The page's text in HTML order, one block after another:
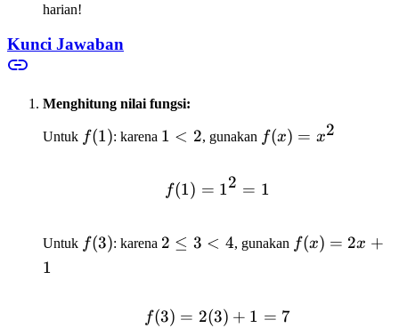
harian!
Kunci Jawaban
Menghitung nilai fungsi:
Untuk f(1)
f(1): karena 1
1 < 2, gunakan f(x)
f(x) = x2
f(1) = 1^2 = 1
f(1) = 12 = 1
Untuk f(3)
f(3): karena 2
4
2 ≤ 3 < 4, gunakan f(x)
f(x) = 2x +
1
f(3) = 2(3) + 1 = 7
f(3) = 2(3) + 1 = 7